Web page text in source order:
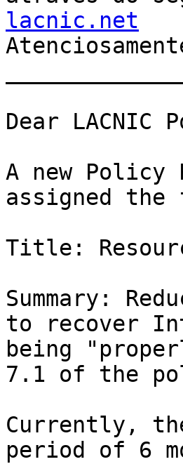
lacnic.net
Dear
A new Policy
assigned
Title:
Summary:
to recover
being
7.1 of the
Currently,
period of 6